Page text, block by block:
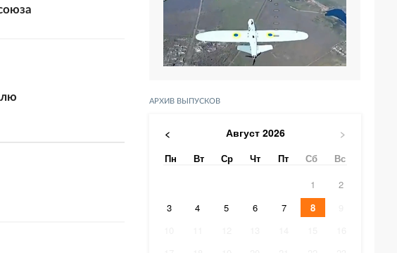
АРХИВ ВЫПУСКОВ
< Август 2026 >
Пн Вт Ср Чт Пт Сб
Вс
1
2
3
4 5 6 7 8